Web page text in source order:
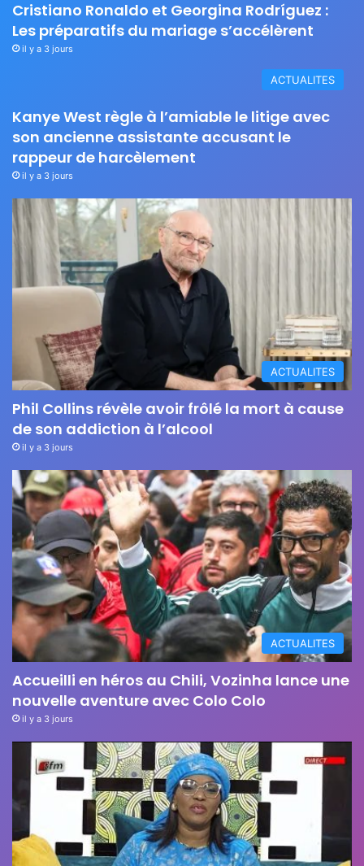
Cristiano Ronaldo et Georgina Rodríguez :
Les préparatifs du mariage s’accélèrent
il y a 3 jours
ACTUALITES
Kanye West règle à l’amiable le litige avec
son ancienne assistante accusant le
rappeur de harcèlement
il y a 3 jours
ACTUALITES
Phil Collins révèle avoir frôlé la mort à cause
de son addiction à l’alcool
il y a 3 jours
ACTUALITES
Accueilli en héros au Chili, Vozinha lance une
nouvelle aventure avec Colo Colo
il y a 3 jours